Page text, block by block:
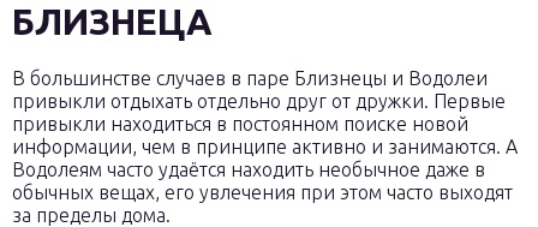
БЛИЗНЕЦА
В большинстве случаев в паре Близнецы и Водолеи
привыкли отдыхать отдельно друг от дружки. Первые
привыкли находиться в постоянном поиске новой
информации, чем в принципе активно и занимаются. А
Водолеям часто удаётся находить необычное даже в
обычных вещах, его увлечения при этом часто выходят
за пределы дома.